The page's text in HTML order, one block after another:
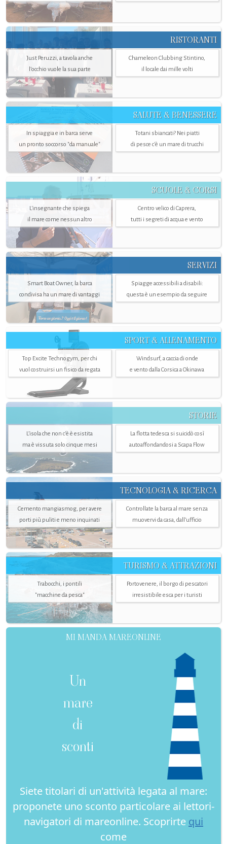
RISTORANTI
Just Peruzzi, a tavola anche
l’occhio vuole la sua parte
Chameleon Clubbing Stintino,
il locale dai mille volti
SALUTE & BENESSERE
In spiaggia e in barca serve
un pronto soccorso "da manuale"
Totani sbiancati? Nei piatti
di pesce c'è un mare di trucchi
SCUOLE & CORSI
L'insegnante che spiega
il mare come nessun altro
Centro velico di Caprera,
tutti i segreti di acqua e vento
SERVIZI
Smart Boat Owner, la barca
condivisa ha un mare di vantaggi
Spiagge accessibili a disabili:
questa è un esempio da seguire
SPORT & ALLENAMENTO
Top Excite Technogym, per chi
vuol costruirsi un fisico da regata
Windsurf, a caccia di onde
e vento dalla Corsica a Okinawa
STORIE
L’isola che non c'è è esistita
ma è vissuta solo cinque mesi
La flotta tedesca si suicidò così
autoaffondandosi a Scapa Flow
TECNOLOGIA & RICERCA
Cemento mangiasmog, per avere
porti più puliti e meno inquinati
Controllate la barca al mare senza
muovervi da casa, dall’ufficio
TURISMO & ATTRAZIONI
Trabocchi, i pontili
"macchine da pesca"
Portovenere, il borgo di pescatori
irresistibile esca per i turisti
MI MANDA MAREONLINE
Un
mare
di
sconti
Siete titolari di un'attività legata al mare:
proponete uno sconto particolare ai lettori-
navigatori di mareonline. Scoprirte qui
come